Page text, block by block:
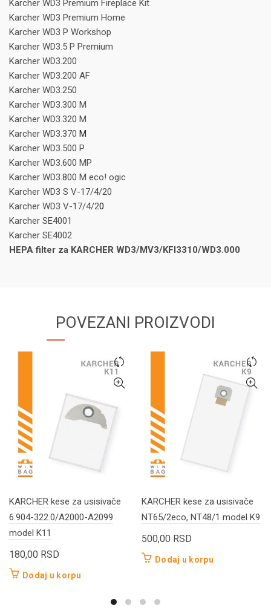
Karcher WD3 Premium Fireplace Kit
Karcher WD3 Premium Home
Karcher WD3 P Workshop
Karcher WD3.5 P Premium
Karcher WD3.200
Karcher WD3.200 AF
Karcher WD3.250
Karcher WD3.300 M
Karcher WD3.320 M
Karcher WD3.370 M
Karcher WD3.500 P
Karcher WD3.600 MP
Karcher WD3.800 M eco! ogic
Karcher WD3 S V-17/4/20
Karcher WD3 V-17/4/20
Karcher SE4001
Karcher SE4002
HEPA filter za KARCHER WD3/MV3/KFI3310/WD3.000
POVEZANI PROIZVODI
KARCHER kese za usisivače
6.904-322.0/A2000-A2099
model K11
180,00 RSD
Dodaj u korpu
KARCHER kese za usisivače
NT65/2eco, NT48/1 model K9
500,00 RSD
Dodaj u korpu